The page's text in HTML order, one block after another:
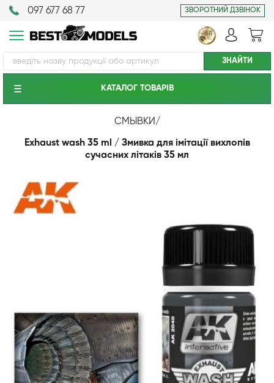
097 677 68 77 ЗВОРОТНИЙ ДЗВІНОК
КАТАЛОГ ТОВАРIВ
СМЫВКИ/
Exhaust wash 35 ml / Змивка для імітації вихлопів
сучасних літаків 35 мл